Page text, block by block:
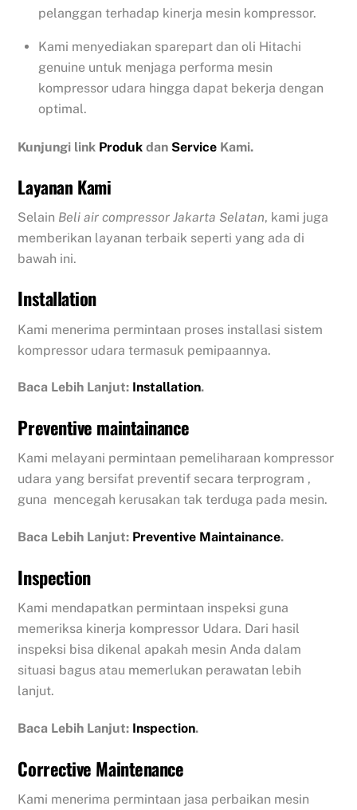
pelanggan terhadap kinerja mesin kompressor.
Kami menyediakan sparepart dan oli Hitachi
genuine untuk menjaga performa mesin
kompressor udara hingga dapat bekerja dengan
optimal.
Kunjungi link Produk dan Service Kami.
Layanan Kami
Selain Beli air compressor Jakarta Selatan, kami juga
memberikan layanan terbaik seperti yang ada di
bawah ini.
Installation
Kami menerima permintaan proses installasi sistem
kompressor udara termasuk pemipaannya.
Baca Lebih Lanjut: Installation.
Preventive maintainance
Kami melayani permintaan pemeliharaan kompressor
udara yang bersifat preventif secara terprogram ,
guna mencegah kerusakan tak terduga pada mesin.
Baca Lebih Lanjut: Preventive Maintainance.
Inspection
Kami mendapatkan permintaan inspeksi guna
memeriksa kinerja kompressor Udara. Dari hasil
inspeksi bisa dikenal apakah mesin Anda dalam
situasi bagus atau memerlukan perawatan lebih
lanjut.
Baca Lebih Lanjut: Inspection.
Corrective Maintenance
Kami menerima permintaan jasa perbaikan mesin